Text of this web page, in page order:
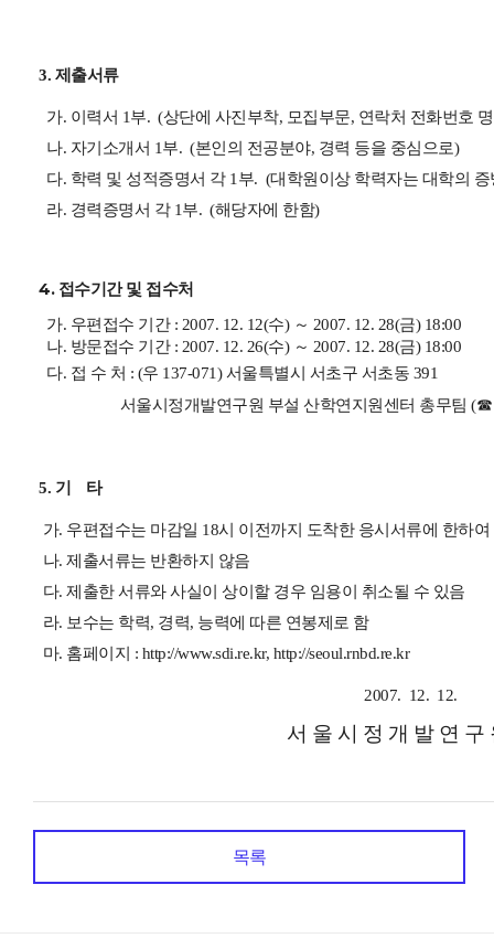
3. 제출서류
가. 이력서 1부. (상단에 사진부착, 모집부문, 연락처 전화번호
나. 자기소개서 1부. (본인의 전공분야, 경력 등을 중심으로)
다. 학력 및 성적증명서 각 1부. (대학원이상 학력자는 대학의
라. 경력증명서 각 1부. (해당자에 한함)
4. 접수기간 및 접수처
가. 우편접수 기간 : 2007. 12. 12(수) ～ 2007. 12. 28(금) 18:00
나. 방문접수 기간 : 2007. 12. 26(수) ～ 2007. 12. 28(금) 18:00
다. 접 수 처 : (우 137-071) 서울특별시 서초구 서초동 391
서울시정개발연구원 부설 산학연지원센터 총무팀 (☎
5. 기 타
가. 우편접수는 마감일 18시 이전까지 도착한 응시서류에 한하여
나. 제출서류는 반환하지 않음
다. 제출한 서류와 사실이 상이할 경우 임용이 취소될 수 있음
라. 보수는 학력, 경력, 능력에 따른 연봉제로 함
마. 홈페이지 : http://www.sdi.re.kr, http://seoul.rnbd.re.kr
2007. 12. 12.
서 울 시 정 개 발 연 구
목록